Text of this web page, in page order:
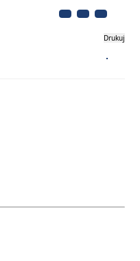
Drukuj